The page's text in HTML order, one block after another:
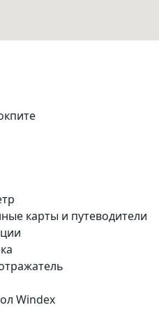
карты и путеводители
Windex